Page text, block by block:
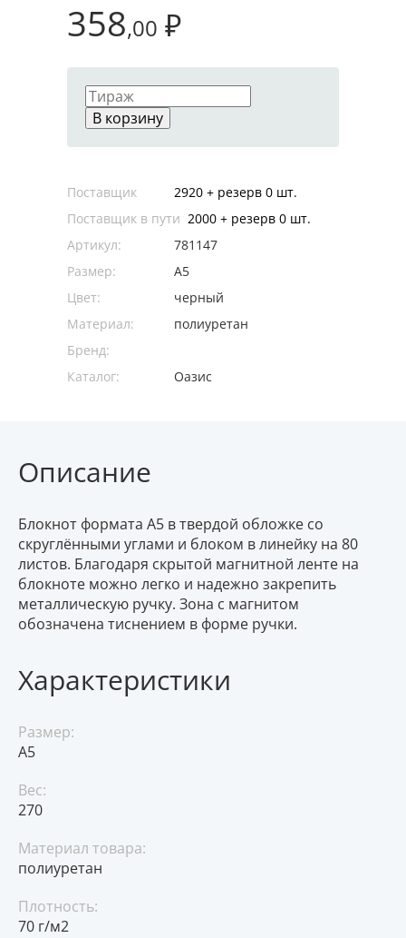
358,00 ₽
В корзину
Поставщик
2920 + резерв 0 шт.
Поставщик в пути 2000 + резерв 0 шт.
Артикул:
781147
Размер:
A5
Цвет:
черный
Материал:
полиуретан
Бренд:
Каталог:
Оазис
Описание
Блокнот формата А5 в твердой обложке со
скруглёнными углами и блоком в линейку на 80
листов. Благодаря скрытой магнитной ленте на
блокноте можно легко и надежно закрепить
металлическую ручку. Зона с магнитом
обозначена тиснением в форме ручки.
Характеристики
Размер:
A5
Вес:
270
Материал товара:
полиуретан
Плотность:
70 г/м2